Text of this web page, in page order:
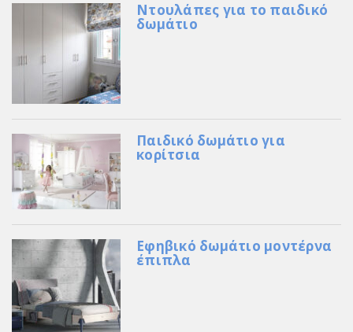
Ντουλάπες για το παιδικό
δωμάτιο
Παιδικό δωμάτιο για
κορίτσια
Εφηβικό δωμάτιο μοντέρνα
έπιπλα